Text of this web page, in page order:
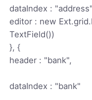
dataIndex :
editor : new
TextField())
}, {
header : "bank",
dataIndex : "bank"